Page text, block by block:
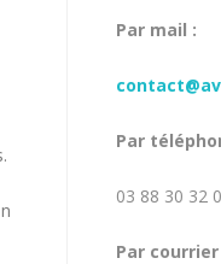
Par mail :
Par
03 88 30 32
Par courrier